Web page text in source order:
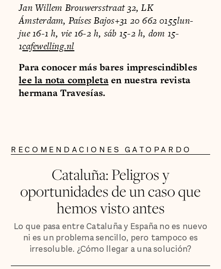
Jan Willem Brouwersstraat 32, LK
Ámsterdam, Países Bajos+31 20 662 0155lun-
jue 16-1 h, vie 16-2 h, sáb 15-2 h, dom 15-
1cafewelling.nl
Para conocer más bares imprescindibles
lee la nota completaen nuestra revista
hermana Travesías.
RECOMENDACIONES GATOPARDO
Cataluña: Peligros y
oportunidades de un caso que
hemos visto antes
Lo que pasa entre Cataluña y España no es nuevo
ni es un problema sencillo, pero tampoco es
irresoluble. ¿Cómo llegar a una solución?